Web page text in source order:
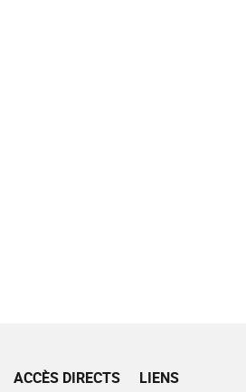
ACCÈS DIRECTS LIENS